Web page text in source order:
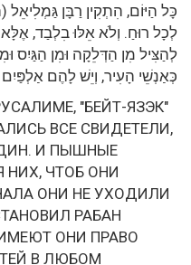
כָּל הַיּוֹם, הִתְקִין רַבָּן
לְכָל רוּחַ. וְלֹא אֵלּוּ בִלְבַד,
לְהַצִּיל מִן הַדְּלֵקָה וּמִן הַגַּיִס
כְּאַנְשֵׁי הָעִיר, וְיֵשׁ לָהֶם
"БЕЙТ-ЯЗЭК"
ВСЕ СВИДЕТЕЛИ,
И ПЫШНЫЕ
НИХ, ЧТОБ ОНИ
ОНИ НЕ УХОДИЛИ
РАБАН
ОНИ ПРАВО
В ЛЮБОМ